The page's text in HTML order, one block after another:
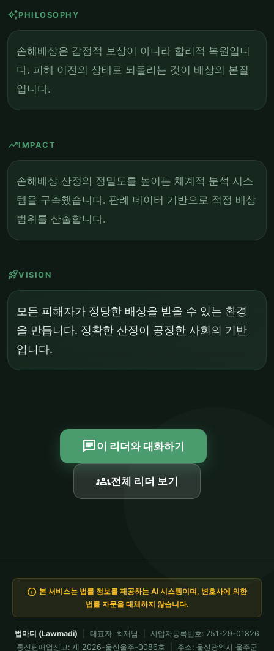
auto_awesomePHILOSOPHY
손해배상은 감정적 보상이 아니라 합리적 복원입니
다. 피해 이전의 상태로 되돌리는 것이 배상의 본질
입니다.
trending_upIMPACT
손해배상 산정의 정밀도를 높이는 체계적 분석 시스
템을 구축했습니다. 판례 데이터 기반으로 적정 배상
범위를 산출합니다.
rocket_launchVISION
모든 피해자가 정당한 배상을 받을 수 있는 환경
을 만듭니다. 정확한 산정이 공정한 사회의 기반
입니다.
chat이 리더와 대화하기
groups전체 리더 보기
info 본 서비스는 법률 정보를 제공하는 AI 시스템이며, 변호사에 의한
법률 자문을 대체하지 않습니다.
법마디 (Lawmadi) 대표자: 최재남
사업자등록번호: 751-29-01826
통신판매업신고: 제 2026-울산울주-0086호
주소: 울산광역시 울주군